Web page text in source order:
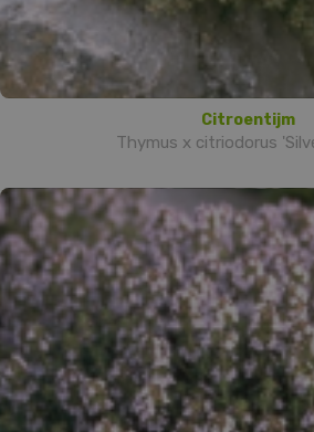
Citroentijm
Thymus x citriodorus